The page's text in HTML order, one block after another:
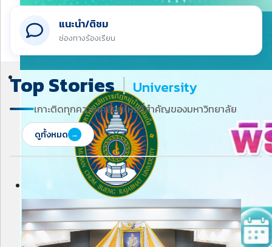
แนะนำ/ติชม
ช่องทางร้องเรียน
Top Stories| University
เกาะติดทุกความเคลื่อนไหวที่สำคัญของมหาวิทยาลัย
ดูทั้งหมด →